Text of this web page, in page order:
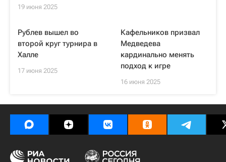
19 июня 2025
Рублев вышел во
второй круг турнира в
Халле
17 июня 2025
Кафельников призвал
Медведева
кардинально менять
подход к игре
16 июня 2025